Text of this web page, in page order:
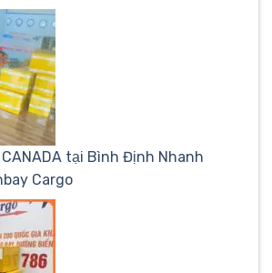
tại Bình Định Nhanh
Cargo